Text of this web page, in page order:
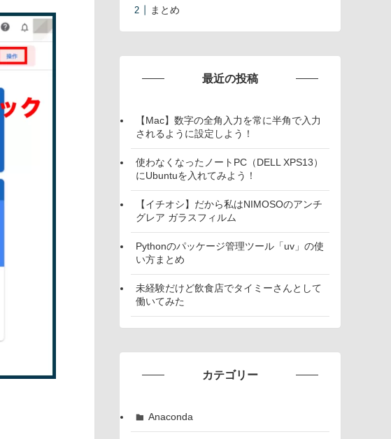
まとめ
最近の投稿
【Mac】数字の全角入力を常に半角で入力
されるように設定しよう！
使わなくなったノートPC（DELL XPS13）
にUbuntuを入れてみよう！
【イチオシ】だから私はNIMOSOのアンチ
グレア ガラスフィルム
Pythonのパッケージ管理ツール「uv」の使
い方まとめ
未経験だけど飲食店でタイミーさんとして
働いてみた
カテゴリー
Anaconda